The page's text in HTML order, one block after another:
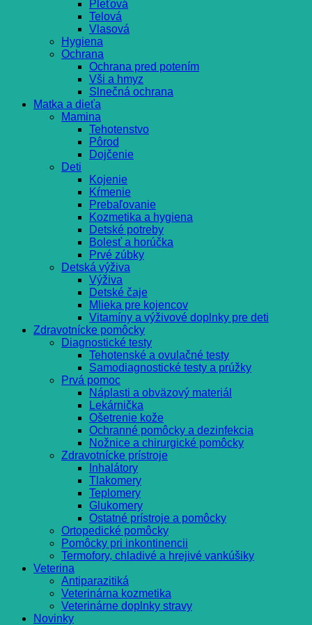
Pleťová
Telová
Vlasová
Hygiena
Ochrana
Ochrana pred potením
Vši a hmyz
Slnečná ochrana
Matka a dieťa
Mamina
Tehotenstvo
Pôrod
Dojčenie
Deti
Kojenie
Kŕmenie
Prebaľovanie
Kozmetika a hygiena
Detské potreby
Bolesť a horúčka
Prvé zúbky
Detská výživa
Výživa
Detské čaje
Mlieka pre kojencov
Vitamíny a výživové doplnky pre deti
Zdravotnícke pomôcky
Diagnostické testy
Tehotenské a ovulačné testy
Samodiagnostické testy a prúžky
Prvá pomoc
Náplasti a obväzový materiál
Lekárnička
Ošetrenie kože
Ochranné pomôcky a dezinfekcia
Nožnice a chirurgické pomôcky
Zdravotnícke prístroje
Inhalátory
Tlakomery
Teplomery
Glukomery
Ostatné prístroje a pomôcky
Ortopedické pomôcky
Pomôcky pri inkontinencii
Termofory, chladivé a hrejivé vankúšiky
Veterina
Antiparazitiká
Veterinárna kozmetika
Veterinárne doplnky stravy
Novinky